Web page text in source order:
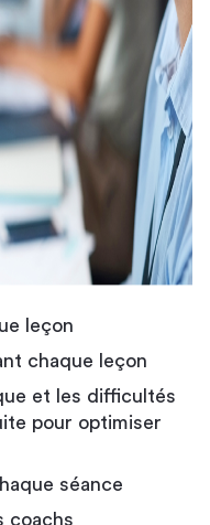
leçon
chaque leçon
et les difficultés
pour optimiser
séance
coachs